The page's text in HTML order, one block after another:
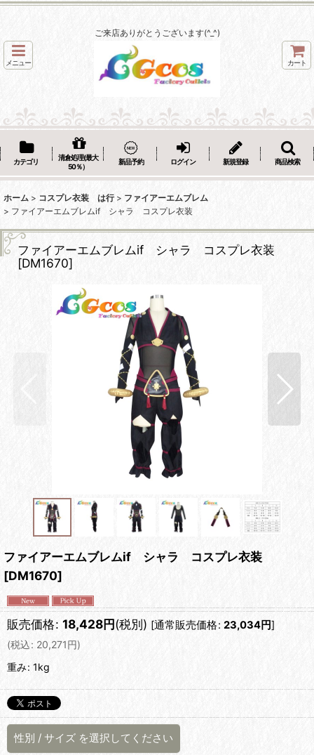
ご来店ありがとうございます(^_^)
メニュー カート
カテゴリ
清倉処理(最大
50％）
新品予約 ログイン 新規登録 商品検索
ホーム > コスプレ衣装 は行 > ファイアーエムブレム
> ファイアーエムブレムif シャラ コスプレ衣装
ファイアーエムブレムif シャラ コスプレ衣装
[DM1670]
ファイアーエムブレムif シャラ コスプレ衣装
[DM1670]
販売価格: 18,428円(税別) [通常販売価格: 23,034円]
(税込: 20,271円)
重み: 1kg
性別 / サイズ を選択してください